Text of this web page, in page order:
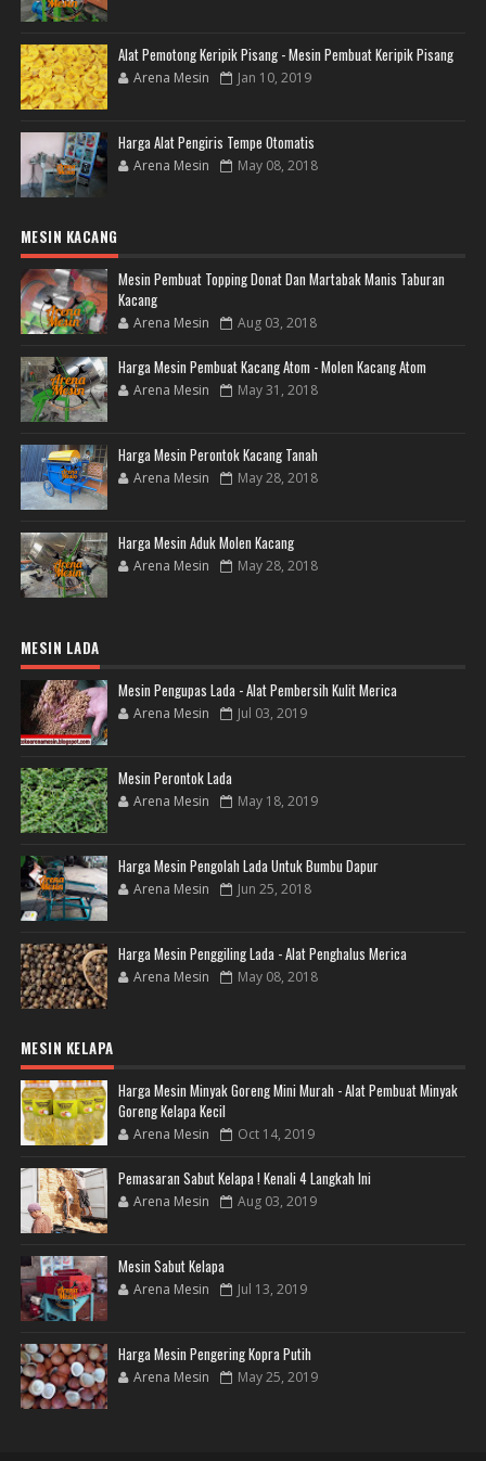
Alat Pemotong Keripik Pisang - Mesin Pembuat Keripik Pisang
Arena Mesin Jan 10, 2019
Harga Alat Pengiris Tempe Otomatis
Arena Mesin May 08, 2018
MESIN KACANG
Mesin Pembuat Topping Donat Dan Martabak Manis Taburan
Kacang
Arena Mesin Aug 03, 2018
Harga Mesin Pembuat Kacang Atom - Molen Kacang Atom
Arena Mesin May 31, 2018
Harga Mesin Perontok Kacang Tanah
Arena Mesin May 28, 2018
Harga Mesin Aduk Molen Kacang
Arena Mesin May 28, 2018
MESIN LADA
Mesin Pengupas Lada - Alat Pembersih Kulit Merica
Arena Mesin Jul 03, 2019
Mesin Perontok Lada
Arena Mesin May 18, 2019
Harga Mesin Pengolah Lada Untuk Bumbu Dapur
Arena Mesin Jun 25, 2018
Harga Mesin Penggiling Lada - Alat Penghalus Merica
Arena Mesin May 08, 2018
MESIN KELAPA
Harga Mesin Minyak Goreng Mini Murah - Alat Pembuat Minyak
Goreng Kelapa Kecil
Arena Mesin Oct 14, 2019
Pemasaran Sabut Kelapa ! Kenali 4 Langkah Ini
Arena Mesin Aug 03, 2019
Mesin Sabut Kelapa
Arena Mesin Jul 13, 2019
Harga Mesin Pengering Kopra Putih
Arena Mesin May 25, 2019